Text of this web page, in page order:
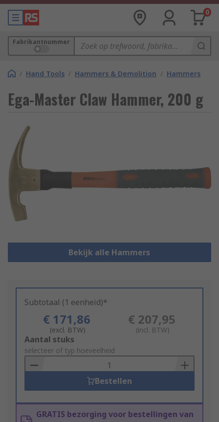
0
Fabrikantnummer
/ Hand Tools / Hammers & Demolition / Hammers
Ega-Master Claw Hammer, 200 g
Bekijk alle Hammers
Subtotaal (1 eenheid)*
€ 171,86
(excl. BTW)
€ 207,95
(incl. BTW)
Add
to
Basket
Aantal stuks
selecteer of typ hoeveelheid
Bestellen
GRATIS bezorging voor bestellingen van